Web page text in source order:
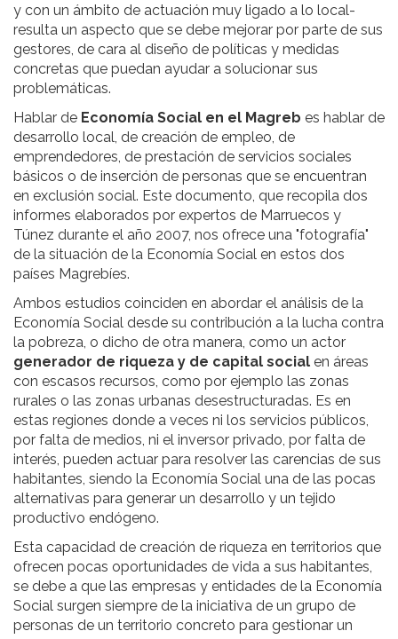
y con un ámbito de actuación muy ligado a lo local-
resulta un aspecto que se debe mejorar por parte de sus
gestores, de cara al diseño de políticas y medidas
concretas que puedan ayudar a solucionar sus
problemáticas.
Hablar de Economía Social en el Magreb es hablar de
desarrollo local, de creación de empleo, de
emprendedores, de prestación de servicios sociales
básicos o de inserción de personas que se encuentran
en exclusión social. Este documento, que recopila dos
informes elaborados por expertos de Marruecos y
Túnez durante el año 2007, nos ofrece una "fotografía"
de la situación de la Economía Social en estos dos
países Magrebíes.
Ambos estudios coinciden en abordar el análisis de la
Economía Social desde su contribución a la lucha contra
la pobreza, o dicho de otra manera, como un actor
generador de riqueza y de capital social en áreas
con escasos recursos, como por ejemplo las zonas
rurales o las zonas urbanas desestructuradas. Es en
estas regiones donde a veces ni los servicios públicos,
por falta de medios, ni el inversor privado, por falta de
interés, pueden actuar para resolver las carencias de sus
habitantes, siendo la Economía Social una de las pocas
alternativas para generar un desarrollo y un tejido
productivo endógeno.
Esta capacidad de creación de riqueza en territorios que
ofrecen pocas oportunidades de vida a sus habitantes,
se debe a que las empresas y entidades de la Economía
Social surgen siempre de la iniciativa de un grupo de
personas de un territorio concreto para gestionar un